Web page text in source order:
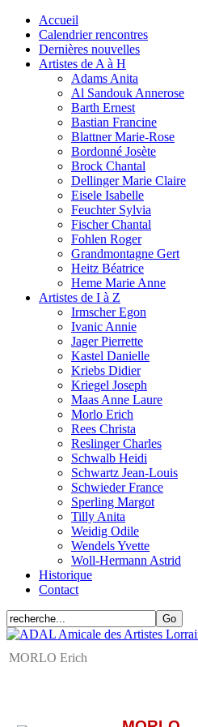
Accueil
Calendrier rencontres
Dernières nouvelles
Artistes de A à H
Adams Anita
Al Sandouk Annerose
Barth Ernest
Bastian Francine
Blattner Marie-Rose
Bordonné Josète
Brock Chantal
Dellinger Marie Claire
Eisele Isabelle
Feuchter Sylvia
Fischer Chantal
Fohlen Roger
Grandmontagne Gert
Heitz Béatrice
Heme Marie Anne
Artistes de I à Z
Irmscher Egon
Ivanic Annie
Jager Pierrette
Kastel Danielle
Kriebs Didier
Kriegel Joseph
Maas Anne Laure
Morlo Erich
Rees Christa
Reslinger Charles
Schwalb Heidi
Schwartz Jean-Louis
Schwieder France
Sperling Margot
Tilly Anita
Weidig Odile
Wendels Yvette
Woll-Hermann Astrid
Historique
Contact
MORLO Erich